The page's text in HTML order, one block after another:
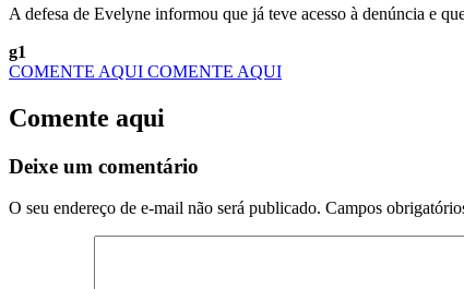
A defesa de Evelyne informou que já teve acesso à denúncia e
g1
COMENTE AQUI COMENTE AQUI
Comente aqui
Deixe um comentário
O seu endereço de e-mail não será publicado. Campos